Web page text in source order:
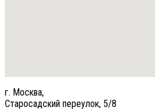
г. Москва,
Старосадский переулок, 5/8